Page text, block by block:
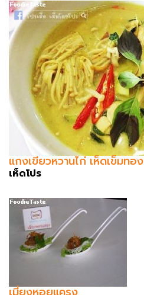
แกงเขียวหวานไก่ เห็ดเข็มทอง
เห็ดโปร